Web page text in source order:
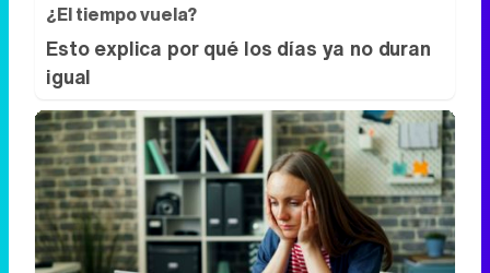
¿El tiempo vuela?
Esto explica por qué los días ya no duran
igual